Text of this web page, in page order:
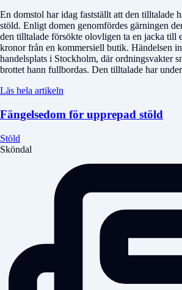
En domstol har idag fastställt att den tilltalade
stöld. Enligt domen genomfördes gärningen
den tilltalade försökte olovligen ta en jacka till
kronor från en kommersiell butik. Händelsen
handelsplats i Stockholm, där ordningsvakter
brottet hann fullbordas. Den tilltalade har
Läs hela artikeln
Fängelsedom för upprepad stöld
Stöld
Sköndal